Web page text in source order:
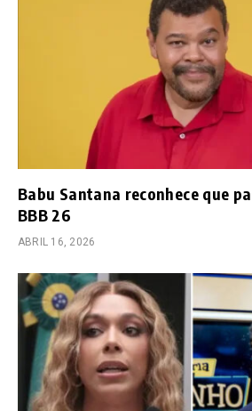
Babu Santana reconhece que
BBB 26
ABRIL 16, 2026